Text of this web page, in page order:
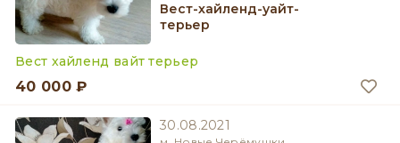
Вест-хайленд-уайт-
терьер
Вест хайленд вайт терьер
40 000 ₽
30.08.2021